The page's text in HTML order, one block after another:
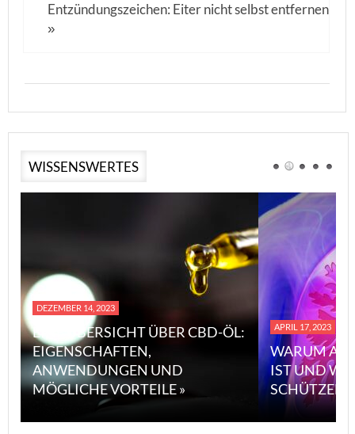
Entzündungszeichen: Eiter nicht selbst entfernen
»
WISSENSWERTES
DEZEMBER 14, 2023
EINE ÜBERSICHT ÜBER CBD-ÖL:
EIGENSCHAFTEN,
ANWENDUNGEN UND
MÖGLICHE VORTEILE »
APRIL 17, 2023
WARUM
IST UND
SCHÜTZEN